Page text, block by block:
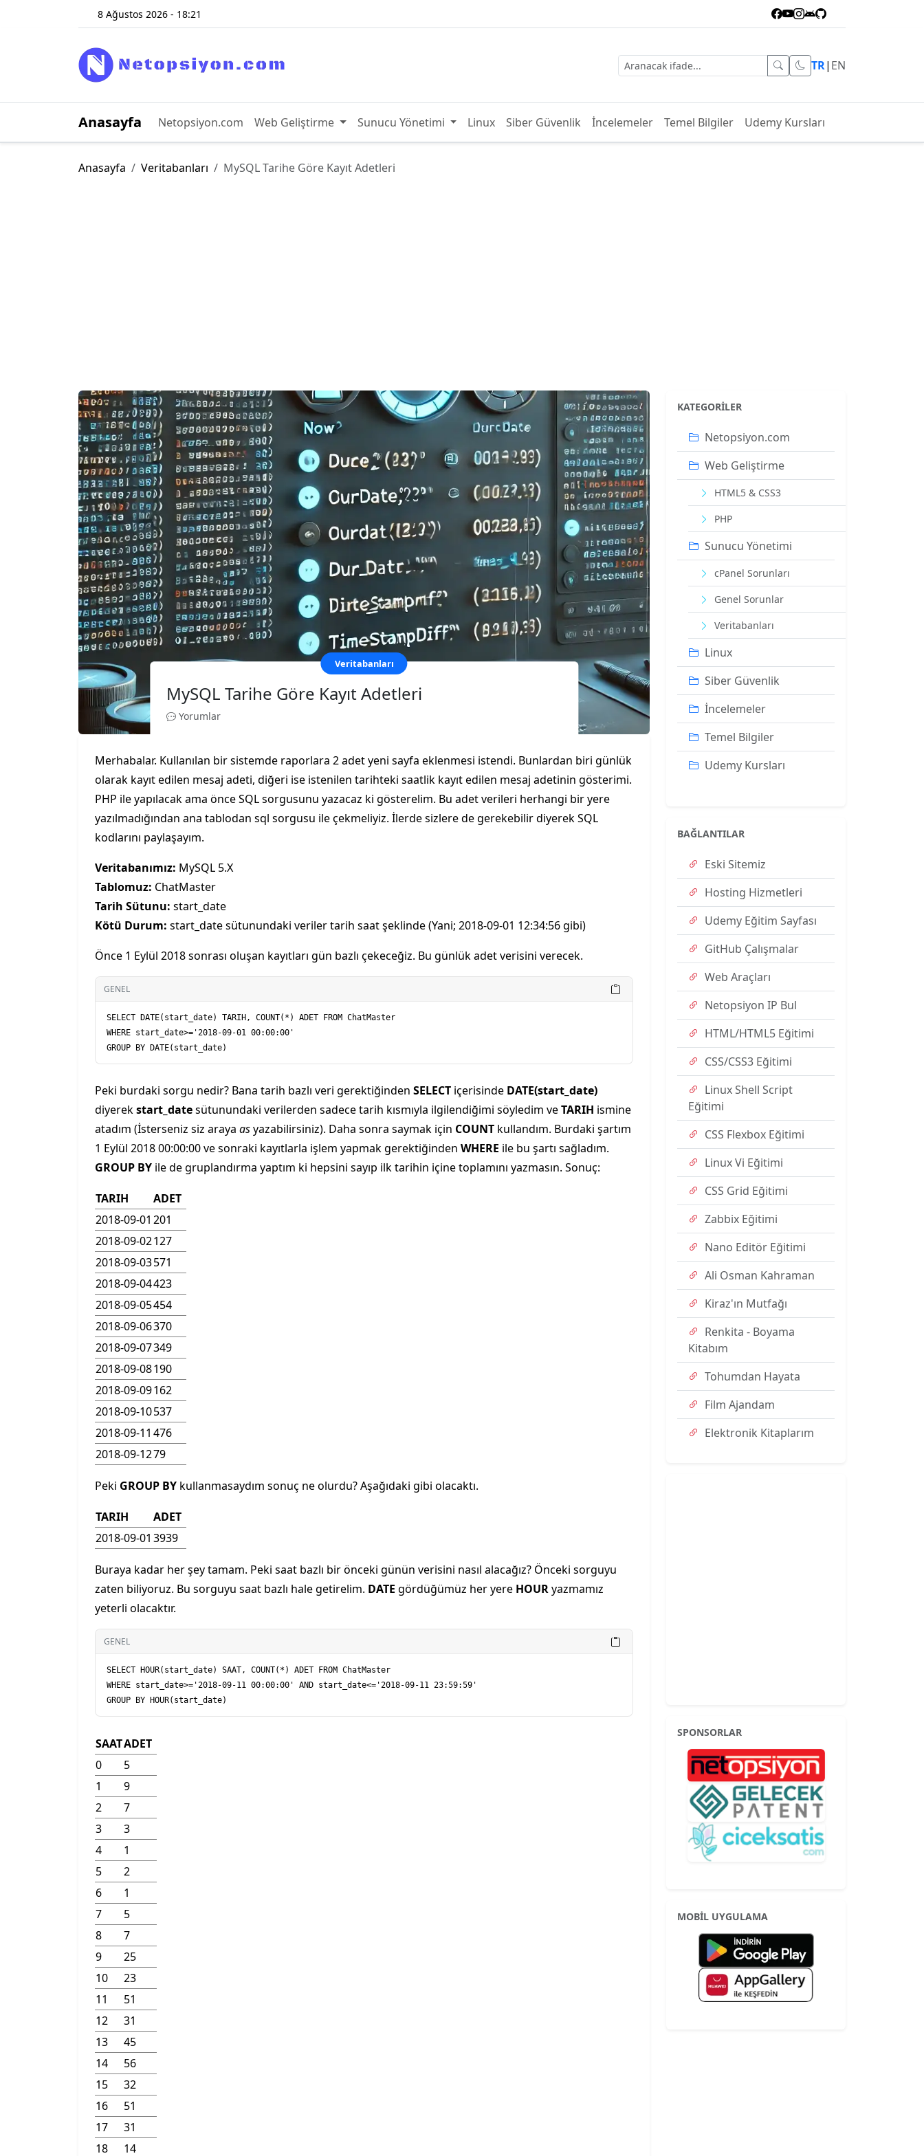
8 Ağustos 2026 - 18:21
TR| EN
Anasayfa Netopsiyon.com Web Geliştirme Sunucu Yönetimi Linux Siber Güvenlik İncelemeler Temel Bilgiler Udemy Kursları
Anasayfa Veritabanları MySQL Tarihe Göre Kayıt Adetleri
Veritabanları
MySQL Tarihe Göre Kayıt Adetleri
Yorumlar
Merhabalar. Kullanılan bir sistemde raporlara 2 adet yeni sayfa eklenmesi istendi. Bunlardan biri günlük
olarak kayıt edilen mesaj adeti, diğeri ise istenilen tarihteki saatlik kayıt edilen mesaj adetinin gösterimi.
PHP ile yapılacak ama önce SQL sorgusunu yazacaz ki gösterelim. Bu adet verileri herhangi bir yere
yazılmadığından ana tablodan sql sorgusu ile çekmeliyiz. İlerde sizlere de gerekebilir diyerek SQL
kodlarını paylaşayım.
Veritabanımız: MySQL 5.X
Tablomuz: ChatMaster
Tarih Sütunu: start_date
Kötü Durum: start_date sütunundaki veriler tarih saat şeklinde (Yani; 2018-09-01 12:34:56 gibi)
Önce 1 Eylül 2018 sonrası oluşan kayıtları gün bazlı çekeceğiz. Bu günlük adet verisini verecek.
GENEL
SELECT DATE(start_date) TARIH, COUNT(*) ADET FROM ChatMaster
WHERE start_date>='2018-09-01 00:00:00'
Peki burdaki sorgu nedir? Bana tarih bazlı veri gerektiğinden SELECT içerisinde DATE(start_date)
diyerekstart_datesütunundaki verilerden sadece tarih kısmıyla ilgilendiğimi söyledim veTARIH ismine
atadım (İsterseniz siz araya asyazabilirsiniz). Daha sonra saymak için COUNT kullandım. Burdaki şartım
1 Eylül 2018 00:00:00 ve sonraki kayıtlarla işlem yapmak gerektiğinden WHERE ile bu şartı sağladım.
GROUP BY ile de gruplandırma yaptım ki hepsini sayıp ilk tarihin içine toplamını yazmasın. Sonuç:
TARIH
ADET
2018-09-01 201
2018-09-02127
2018-09-03571
2018-09-04423
2018-09-05454
2018-09-06370
2018-09-07349
2018-09-08190
2018-09-09162
2018-09-10537
2018-09-11 476
2018-09-1279
Peki GROUP BY kullanmasaydım sonuç ne olurdu? Aşağıdaki gibi olacaktı.
TARIH
ADET
2018-09-01 3939
Buraya kadar her şey tamam. Peki saat bazlı bir önceki günün verisini nasıl alacağız? Önceki sorguyu
zaten biliyoruz. Bu sorguyu saat bazlı hale getirelim. DATE gördüğümüz her yere HOURyazmamız
yeterli olacaktır.
GENEL
SELECT HOUR(start_date) SAAT, COUNT(*) ADET FROM ChatMaster
WHERE start_date>='2018-09-11 00:00:00' AND start_date<='2018-09-11 23:59:59'
SAATADET
0
5
1
9
2
7
3
3
4
1
5
2
6
1
7
5
8
7
9
25
10
23
11
51
12
31
13
45
14
56
15
32
16
51
17
31
18
14
KATEGORILER
Netopsiyon.com
Web Geliştirme
HTML5 & CSS3
PHP
Sunucu Yönetimi
cPanel Sorunları
Genel Sorunlar
Veritabanları
Linux
Siber Güvenlik
İncelemeler
Temel Bilgiler
Udemy Kursları
BAĞLANTILAR
Eski Sitemiz
Hosting Hizmetleri
Udemy Eğitim Sayfası
GitHub Çalışmalar
Web Araçları
Netopsiyon IP Bul
HTML/HTML5 Eğitimi
CSS/CSS3 Eğitimi
Linux Shell Script
Eğitimi
CSS Flexbox Eğitimi
Linux Vi Eğitimi
CSS Grid Eğitimi
Zabbix Eğitimi
Nano Editör Eğitimi
Ali Osman Kahraman
Kiraz'ın Mutfağı
Renkita - Boyama
Kitabım
Tohumdan Hayata
Film Ajandam
Elektronik Kitaplarım
SPONSORLAR
MOBİL UYGULAMA